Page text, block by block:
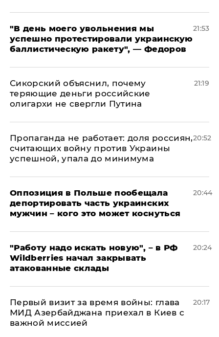
​"В день моего увольнения мы
успешно протестировали украинскую
баллистическую ракету", — Федоров
21:53
Сикорский объяснил, почему
теряющие деньги российские
олигархи не свергли Путина
21:19
​Пропаганда не работает: доля россиян,
считающих войну против Украины
успешной, упала до минимума
20:52
Оппозиция в Польше пообещала
депортировать часть украинских
мужчин – кого это может коснуться
20:44
"Работу надо искать новую", – в РФ
Wildberries начал закрывать
атакованные склады
20:24
Первый визит за время войны: глава
МИД Азербайджана приехал в Киев с
важной миссией
20:17